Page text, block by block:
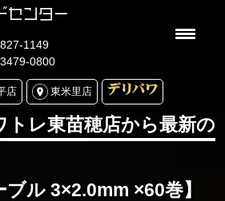
センター
1149
0800
店 東米里店
トレ東苗穂店から最新の
ブル 3×2.0mm ×60巻】